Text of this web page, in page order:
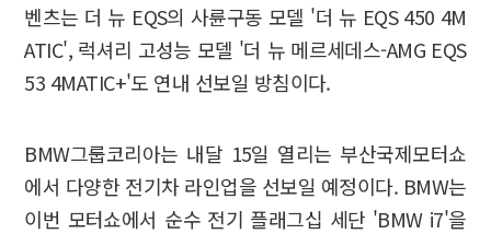
벤츠는 더 뉴 EQS의 사륜구동 모델 '더 뉴 EQS 450 4M
ATIC', 럭셔리 고성능 모델 '더 뉴 메르세데스-AMG EQS
53 4MATIC+'도 연내 선보일 방침이다.
BMW그룹코리아는 내달 15일 열리는 부산국제모터쇼
에서 다양한 전기차 라인업을 선보일 예정이다. BMW는
이번 모터쇼에서 순수 전기 플래그십 세단 'BMW i7'을